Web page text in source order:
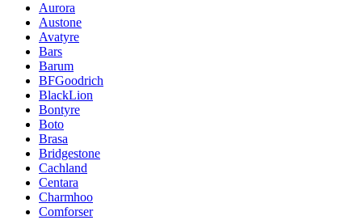
Aurora
Austone
Avatyre
Bars
Barum
BFGoodrich
BlackLion
Bontyre
Boto
Brasa
Bridgestone
Cachland
Centara
Charmhoo
Comforser